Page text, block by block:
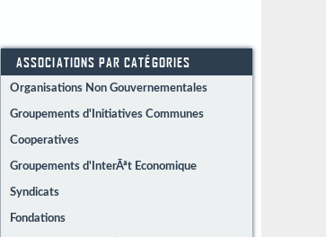
ASSOCIATIONS PAR CATÉGORIES
Organisations Non Gouvernementales
Groupements d'Initiatives Communes
Cooperatives
Groupements d'InterÃªt Economique
Syndicats
Fondations